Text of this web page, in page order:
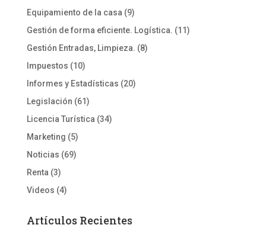
Equipamiento de la casa (9)
Gestión de forma eficiente. Logística. (11)
Gestión Entradas, Limpieza. (8)
Impuestos (10)
Informes y Estadísticas (20)
Legislación (61)
Licencia Turística (34)
Marketing (5)
Noticias (69)
Renta (3)
Videos (4)
Artículos Recientes